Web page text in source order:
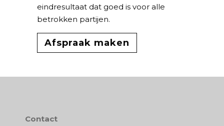
eindresultaat dat goed is voor alle
betrokken partijen.
Afspraak maken
Contact